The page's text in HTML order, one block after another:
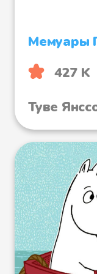
шкатулки.
- Душка! -
Мюмле. -
моей
иголок,
укололась.
Мемуары
427 K
Туве